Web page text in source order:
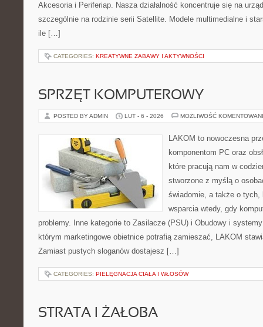
Akcesoria i Periferiap. Nasza działalność koncentruje się na
szczególnie na rodzinie serii Satellite. Modele multimedialne i
ile […]
CATEGORIES: KREATYWNE ZABAWY I AKTYWNOŚCI
SPRZĘT KOMPUTEROWY
POSTED BY ADMIN LUT - 6 - 2026 MOŻLIWOŚĆ
LAKOM to nowoczesna
komponentom PC oraz
które pracują nam w
stworzone z myślą o
świadomie, a także o tych,
wsparcia wtedy, gdy
problemy. Inne kategorie to Zasilacze (PSU) i Obudowy i
którym marketingowe obietnice potrafią zamieszać, LAKOM
Zamiast pustych sloganów dostajesz […]
CATEGORIES: PIELĘGNACJA CIAŁA I WŁOSÓW
STRATA I ŻAŁOBA